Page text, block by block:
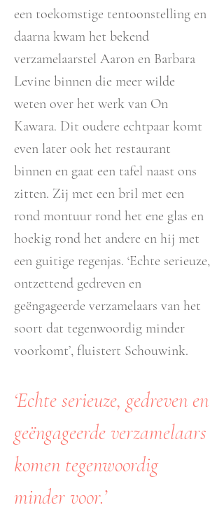
een toekomstige tentoonstelling en
daarna kwam het bekend
verzamelaarstel Aaron en Barbara
Levine binnen die meer wilde
weten over het werk van On
Kawara. Dit oudere echtpaar komt
even later ook het restaurant
binnen en gaat een tafel naast ons
zitten. Zij met een bril met een
rond montuur rond het ene glas en
hoekig rond het andere en hij met
een guitige regenjas. ‘Echte serieuze,
ontzettend gedreven en
geëngageerde verzamelaars van het
soort dat tegenwoordig minder
voorkomt’, fluistert Schouwink.
‘Echte serieuze, gedreven en
geëngageerde verzamelaars
komen tegenwoordig
minder voor.’